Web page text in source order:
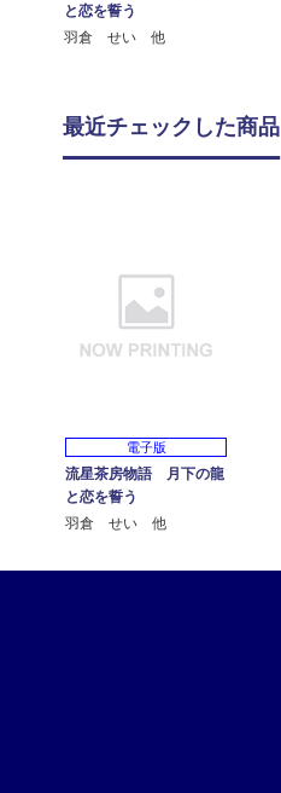
と恋を誓う
羽倉 せい 他
最近チェックした商品
電子版
流星茶房物語 月下の龍
と恋を誓う
羽倉 せい 他